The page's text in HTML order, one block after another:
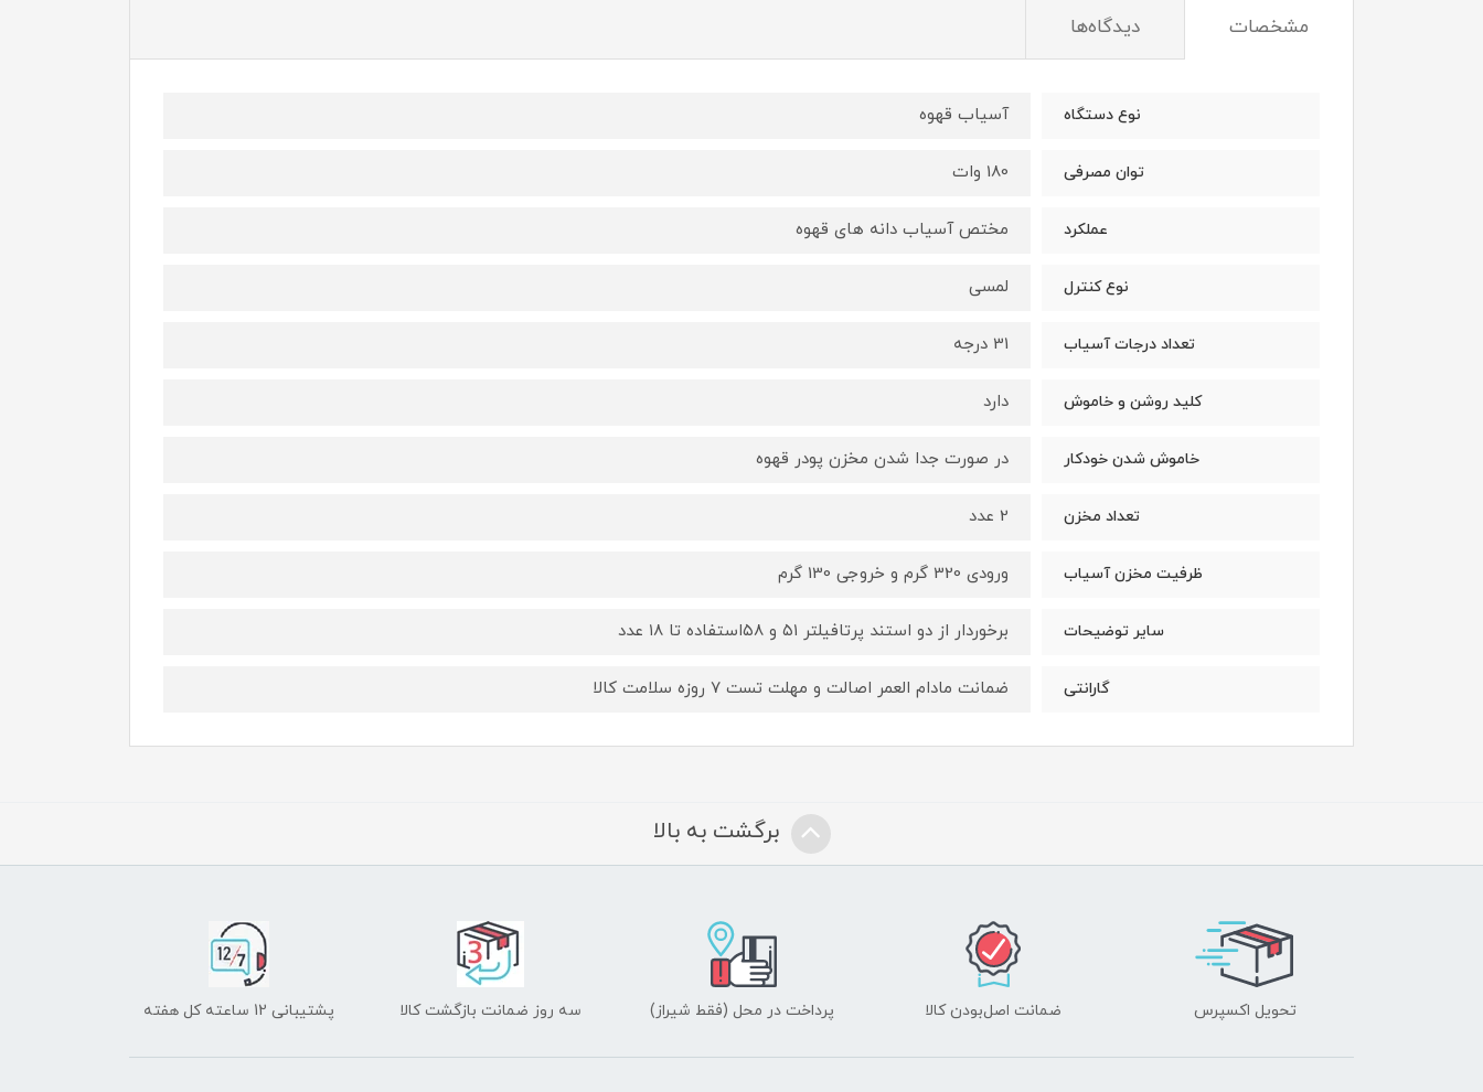
مشخصات دیدگاه‌ها
نوع دستگاه آسیاب قهوه
توان مصرفی 180 وات
عملکرد مختص آسیاب دانه های قهوه
نوع کنترل لمسی
تعداد درجات آسیاب 31 درجه
کلید روشن و خاموش دارد
خاموش شدن خودکار در صورت جدا شدن مخزن پودر قهوه
تعداد مخزن 2 عدد
ظرفیت مخزن آسیاب ورودی 320 گرم و خروجی 130 گرم
سایر توضیحات برخوردار از دو استند پرتافیلتر ۵۱ و ۵۸استفاده تا ۱۸ عدد
گارانتی ضمانت مادام العمر اصالت و مهلت تست ۷ روزه سلامت کالا
برگشت به بالا
تحویل اکسپرس ضمانت اصل‌بودن کالا پرداخت در محل (فقط شیراز) سه روز ضمانت بازگشت کالا پشتیبانی 12 ساعته کل هفته